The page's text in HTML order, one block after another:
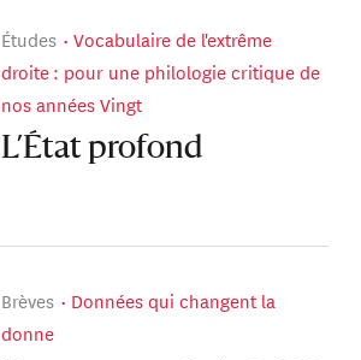
Études
Vocabulaire de l'extrême
droite : pour une philologie critique de
nos années Vingt
L’État profond
Brèves
Données qui changent la
donne